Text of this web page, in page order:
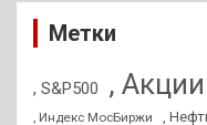
Метки
, S&P500 , Акции
, Индекс МосБиржи ,